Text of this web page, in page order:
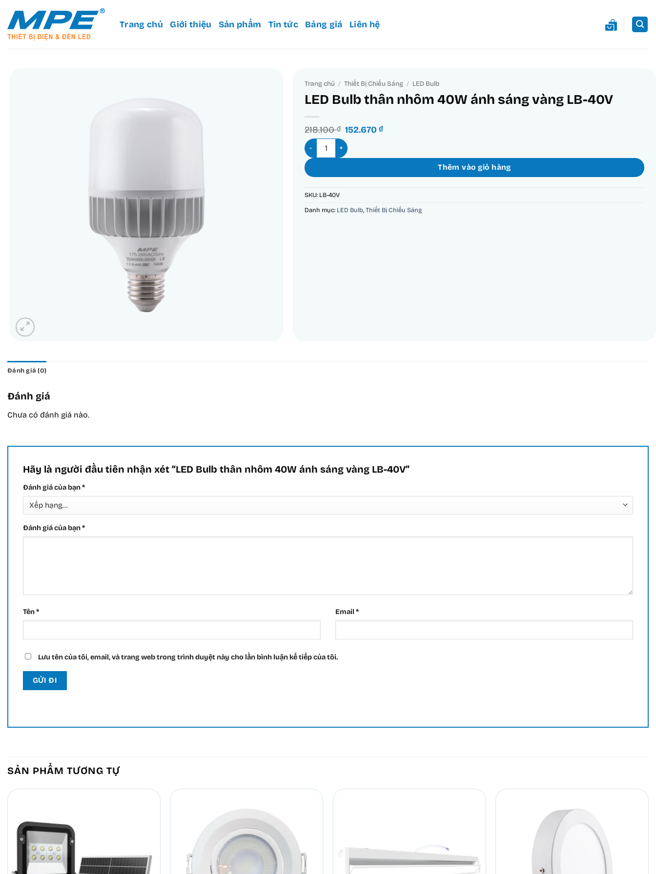
qua
nội
dung
Trang chủ Giới thiệu Sản phẩm Tin tức Bảng giá Liên hệ
Trang chủ / Thiết Bị Chiếu Sáng / LED Bulb
LED Bulb thân nhôm 40W ánh sáng vàng LB-40V
218.100₫ Giá
là:
218.100 ₫.
152.670₫Giá
là:
LED Bulb thân nhôm 40W ánh sáng vàng LB-40V số lượng
Thêm vào giỏ hàng
SKU: LB-40V
Danh mục: LED Bulb Thiết Bị Chiếu Sáng
Đánh giá (0)
Đánh giá
Chưa có đánh giá nào.
Hãy là người đầu tiên nhận xét “LED Bulb thân nhôm 40W ánh sáng vàng LB-40V”
Đánh giá của bạn*
Đánh giá của bạn*
Tên* Email *
Lưu tên của tôi, email, và trang web trong trình duyệt này cho lần bình luận kế tiếp của tôi.
SẢN PHẨM TƯƠNG TỰ